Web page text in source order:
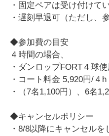
・固定ペアは受け付けて
・遅刻早退可（ただし、
◆参加費の目安
４時間の場合、
・ダンロップFORT４球使
・コート料金 5,920円/４h
・（7名1,100円）、6名
◆キャンセルポリシー
・8/8以降にキャンセルを